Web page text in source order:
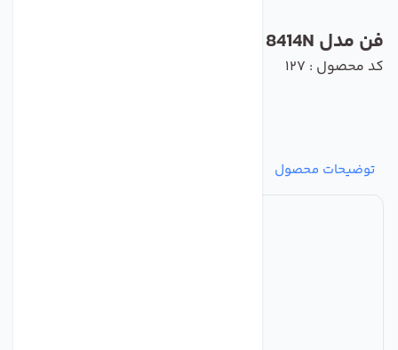
فن مدل 8414N برند ebmpapst
کد محصول : 127
توضیحات محصول